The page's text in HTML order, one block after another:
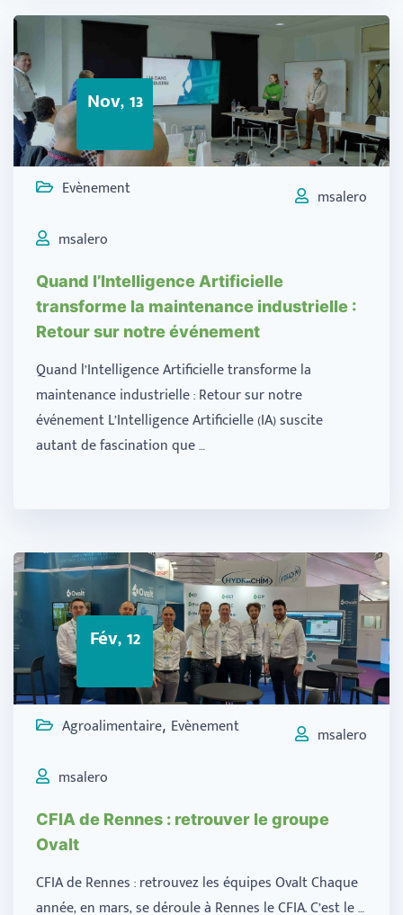
Nov, 13
Evènement
msalero
msalero
Quand l’Intelligence Artificielle
transforme la maintenance industrielle :
Retour sur notre événement
Quand l’Intelligence Artificielle transforme la
maintenance industrielle : Retour sur notre
événement L’Intelligence Artificielle (IA) suscite
autant de fascination que …
Fév, 12
Agroalimentaire, Evènement
msalero
msalero
CFIA de Rennes : retrouver le groupe
Ovalt
CFIA de Rennes : retrouvez les équipes Ovalt Chaque
année, en mars, se déroule à Rennes le CFIA. C’est le …